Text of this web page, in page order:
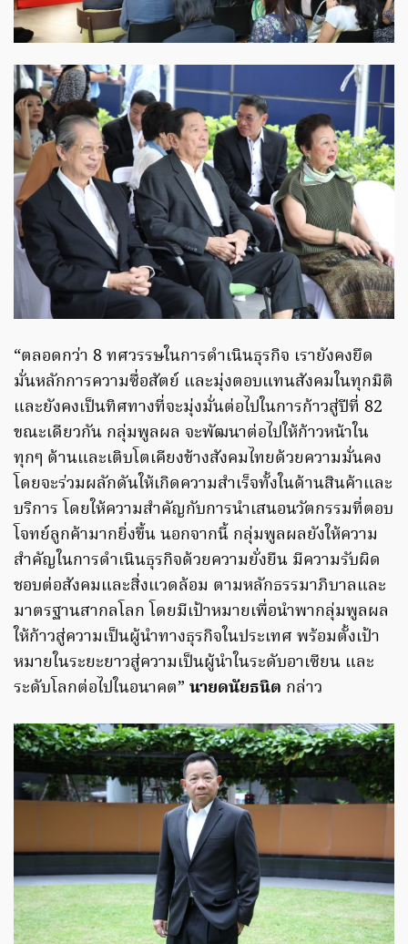
“ตลอดกว่า 8 ทศวรรษในการดำเนินธุรกิจ เรายังคงยึด
มั่นหลักการความซื่อสัตย์ และมุ่งตอบแทนสังคมในทุกมิติ
และยังคงเป็นทิศทางที่จะมุ่งมั่นต่อไปในการก้าวสู่ปีที่ 82
ขณะเดียวกัน กลุ่มพูลผล จะพัฒนาต่อไปให้ก้าวหน้าใน
ทุกๆ ด้านและเติบโตเคียงข้างสังคมไทยด้วยความมั่นคง
โดยจะร่วมผลักดันให้เกิดความสำเร็จทั้งในด้านสินค้าและ
บริการ โดยให้ความสำคัญกับการนำเสนอนวัตกรรมที่ตอบ
โจทย์ลูกค้ามากยิ่งขึ้น นอกจากนี้ กลุ่มพูลผลยังให้ความ
สำคัญในการดำเนินธุรกิจด้วยความยั่งยืน มีความรับผิด
ชอบต่อสังคมและสิ่งแวดล้อม ตามหลักธรรมาภิบาลและ
มาตรฐานสากลโลก โดยมีเป้าหมายเพื่อนำพากลุ่มพูลผล
ให้ก้าวสู่ความเป็นผู้นำทางธุรกิจในประเทศ พร้อมตั้งเป้า
หมายในระยะยาวสู่ความเป็นผู้นำในระดับอาเซียน และ
ระดับโลกต่อไปในอนาคต” นายดนัยธนิต กล่าว